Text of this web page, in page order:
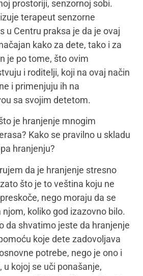
potrebe, nego je ono i
kojoj se uči ponašanje,
porodični i društveni rituali i
razvoj samostalnosti,
zadovoljenje sopstvenih
znati da se često greši u
nemlečne ishrane i tada
teže kasnije ispravljati. Dakle,
čvrstu hranu isključivo onda
se poseda, odnosno da se
sedeći položaj i to je važno na
samostalno hranjenje, pružiti
samostalnosti. Važno je
potrebe, preferencije i
sa drugima. Upoznavati dete
hrane, omogućiti
dete koje hoda u pripremu
svesni da se dete menja
i njegov ukus, poštovati to.